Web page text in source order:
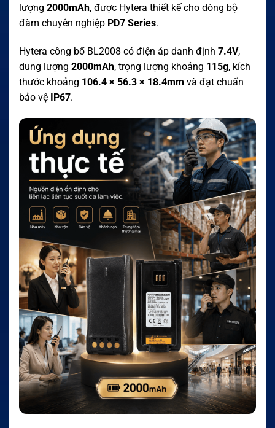
lượng 2000mAh, được Hytera thiết kế cho dòng bộ
đàm chuyên nghiệp PD7 Series.
Hytera công bố BL2008 có điện áp danh định 7.4V,
dung lượng 2000mAh, trọng lượng khoảng 115g, kích
thước khoảng 106.4 × 56.3 × 18.4mm và đạt chuẩn
bảo vệ IP67.